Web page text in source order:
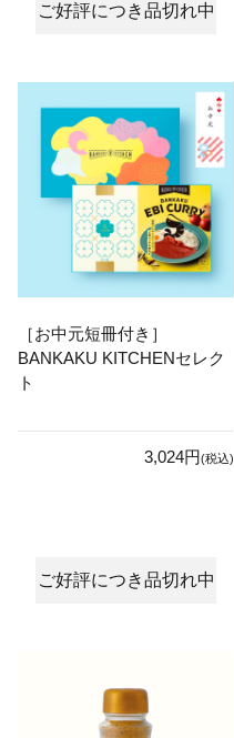
ご好評につき品切れ中
［お中元短冊付き］
BANKAKU KITCHENセレク
ト
3,024円(税込)
ご好評につき品切れ中